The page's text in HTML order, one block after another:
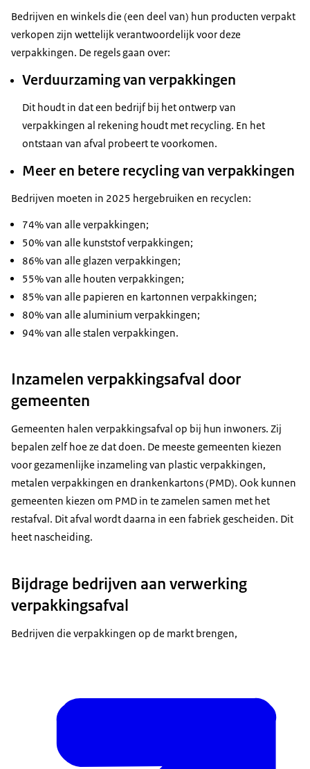
Bedrijven en winkels die (een deel van) hun producten verpakt
verkopen zijn wettelijk verantwoordelijk voor deze
verpakkingen. De regels gaan over:
Verduurzaming van verpakkingen
Dit houdt in dat een bedrijf bij het ontwerp van
verpakkingen al rekening houdt met recycling. En het
ontstaan van afval probeert te voorkomen.
Meer en betere recycling van verpakkingen
Bedrijven moeten in 2025 hergebruiken en recyclen:
74% van alle verpakkingen;
50% van alle kunststof verpakkingen;
86% van alle glazen verpakkingen;
55% van alle houten verpakkingen;
85% van alle papieren en kartonnen verpakkingen;
80% van alle aluminium verpakkingen;
94% van alle stalen verpakkingen.
Inzamelen verpakkingsafval door
gemeenten
Gemeenten halen verpakkingsafval op bij hun inwoners. Zij
bepalen zelf hoe ze dat doen. De meeste gemeenten kiezen
voor gezamenlijke inzameling van plastic verpakkingen,
metalen verpakkingen en drankenkartons (PMD). Ook kunnen
gemeenten kiezen om PMD in te zamelen samen met het
restafval. Dit afval wordt daarna in een fabriek gescheiden. Dit
heet nascheiding.
Bijdrage bedrijven aan verwerking
verpakkingsafval
Bedrijven die verpakkingen op de markt brengen,